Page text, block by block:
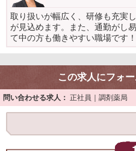
取り扱いが幅広く、研修も充実
が見込めます。また、通勤がし
て中の方も働きやすい職場です！
この求人にフォ
問い合わせる求人： 正社員｜調剤薬局